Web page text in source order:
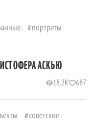
портреты
АСКЬЮ
18.2K 687
советские